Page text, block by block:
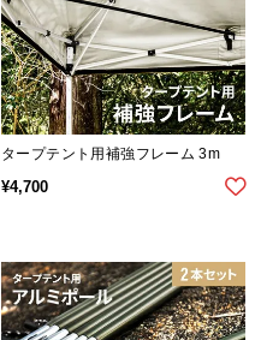
タープテント用補強フレーム 3m
¥4,700